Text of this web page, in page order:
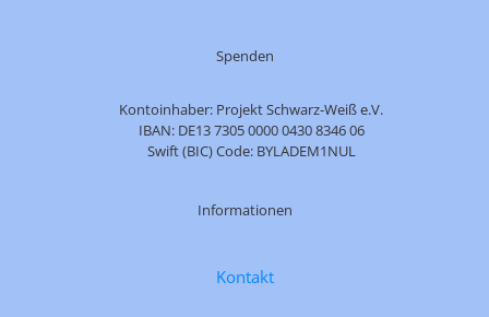
Spenden
Kontoinhaber: Projekt Schwarz-Weiß e.V.
IBAN: DE13 7305 0000 0430 8346 06
Swift (BIC) Code: BYLADEM1NUL
Informationen
Kontakt